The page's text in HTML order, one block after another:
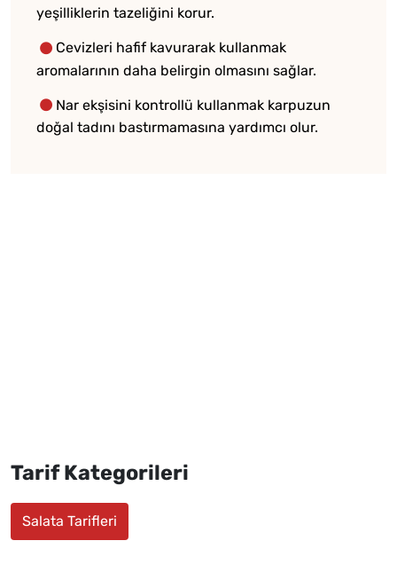
yeşilliklerin tazeliğini korur.
Cevizleri hafif kavurarak kullanmak
aromalarının daha belirgin olmasını sağlar.
Nar ekşisini kontrollü kullanmak karpuzun
doğal tadını bastırmamasına yardımcı olur.
Tarif Kategorileri
Salata Tarifleri